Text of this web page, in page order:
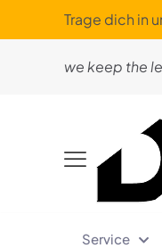
Trage dich in
we keep the
Service